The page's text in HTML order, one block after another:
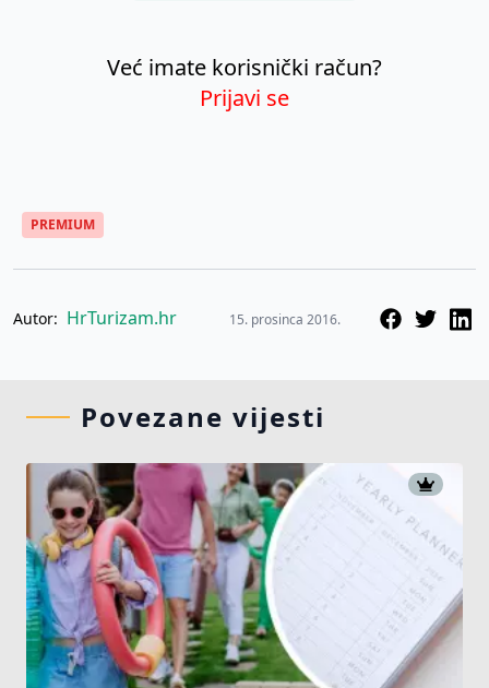
Već imate korisnički račun?
Prijavi se
PREMIUM
Autor: HrTurizam.hr 15. prosinca 2016.
Povezane vijesti